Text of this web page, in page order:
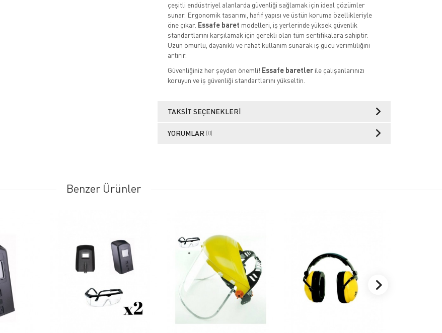
çeşitli endüstriyel alanlarda güvenliği sağlamak için ideal çözümler
sunar. Ergonomik tasarımı, hafif yapısı ve üstün koruma özellikleriyle
öne çıkar. Essafe baret modelleri, iş yerlerinde yüksek güvenlik
standartlarını karşılamak için gerekli olan tüm sertifikalara sahiptir.
Uzun ömürlü, dayanıklı ve rahat kullanım sunarak iş gücü verimliliğini
artırır.
Güvenliğiniz her şeyden önemli! Essafe baretlerile çalışanlarınızı
koruyun ve iş güvenliği standartlarını yükseltin.
TAKSIT SEÇENEKLERI
YORUMLAR (0)
Benzer Ürünler